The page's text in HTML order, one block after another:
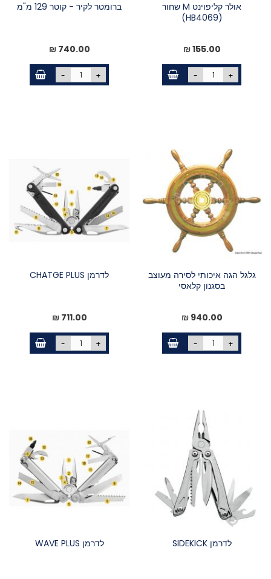
אולר קליפוינט M שחור
(HB4069)
155.00 ₪
- +
ברומטר לקיר - קוטר 129 מ"מ
740.00 ₪
- +
גלגל הגה איכותי לסירה מעוצב
בסגנון קלאסי
940.00 ₪
- +
לדרמן CHATGE PLUS
711.00 ₪
- +
לדרמן SIDEKICK לדרמן WAVE PLUS